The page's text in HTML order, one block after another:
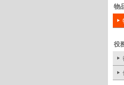
物
役